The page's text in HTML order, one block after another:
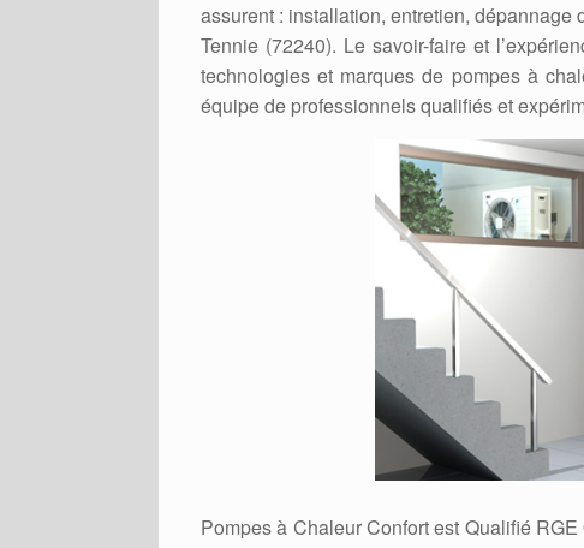
assurent : installation, entretien,
Tennie (72240). Le savoir-faire et
technologies et marques de pompes à
équipe de professionnels qualifiés et
Pompes à Chaleur Confort est Qualifié